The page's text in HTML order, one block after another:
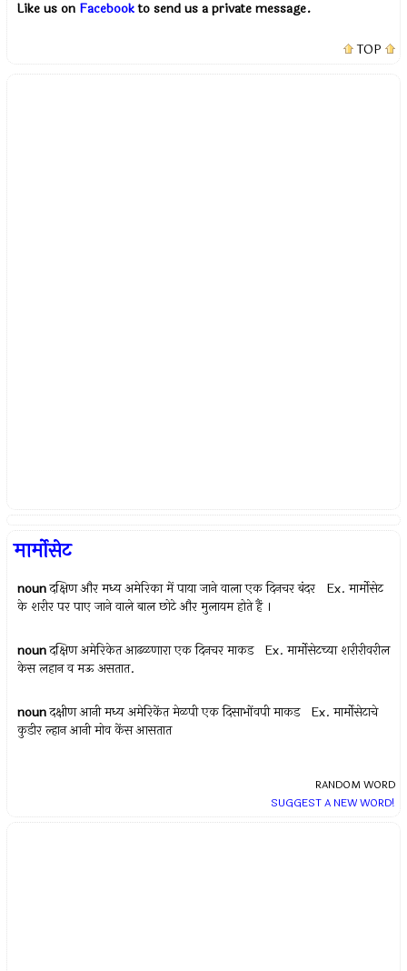
Like us on Facebookto send us a private message.
TOP
मार्मोसेट
noun दक्षिण और मध्य अमेरिका में पाया जाने वाला एक दिनचर बंदर Ex.मार्मोसेट
के शरीर पर पाए जाने वाले बाल छोटे और मुलायम होते हैं ।
noun दक्षिण अमेरिकेत आढळणारा एक दिनचर माकड Ex.मार्मोसेटच्या शरीरीवरील
केस लहान व मऊ असतात.
noun दक्षीण आनी मध्य अमेरिकेंत मेळपी एक दिसाभोंवपी माकड Ex.मार्मोसेटाचे
कुडीर ल्हान आनी मोव केंस आसतात
RANDOM WORD
SUGGEST A NEW WORD!